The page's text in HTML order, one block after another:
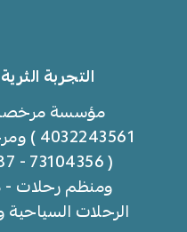
التجربة
مؤسسة مرخصة
ومنظم رحلات
الرحلات